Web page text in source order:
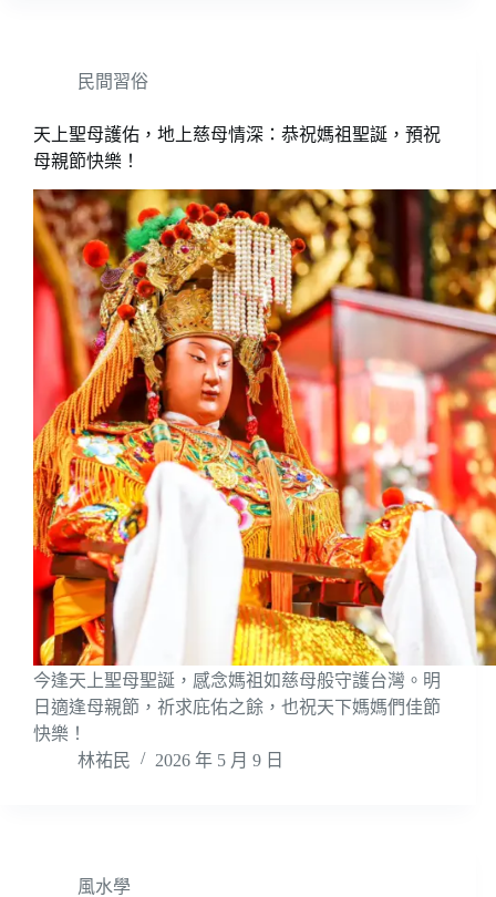
民間習俗
天上聖母護佑，地上慈母情深：恭祝媽祖聖誕，預祝
母親節快樂！
今逢天上聖母聖誕，感念媽祖如慈母般守護台灣。明
日適逢母親節，祈求庇佑之餘，也祝天下媽媽們佳節
快樂！
林祐民
2026 年 5 月 9 日
風水學